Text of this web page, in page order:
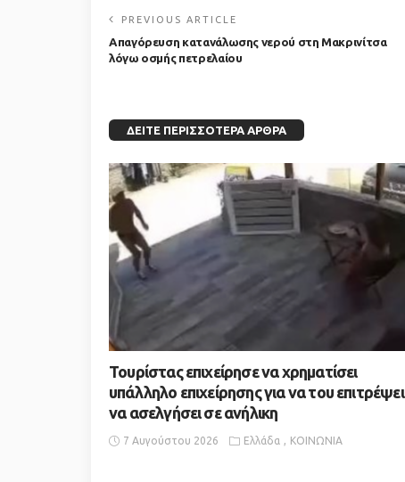
PREVIOUS ARTICLE
Απαγόρευση κατανάλωσης νερού στη Μακρινίτσα
λόγω οσμής πετρελαίου
ΔΕΊΤΕ ΠΕΡΙΣΣΌΤΕΡΑ ΆΡΘΡΑ
Τουρίστας επιχείρησε να χρηματίσει
υπάλληλο επιχείρησης για να του επιτρέψει
να ασελγήσει σε ανήλικη
7 Αυγούστου 2026 Ελλάδα ΚΟΙΝΩΝΙΑ